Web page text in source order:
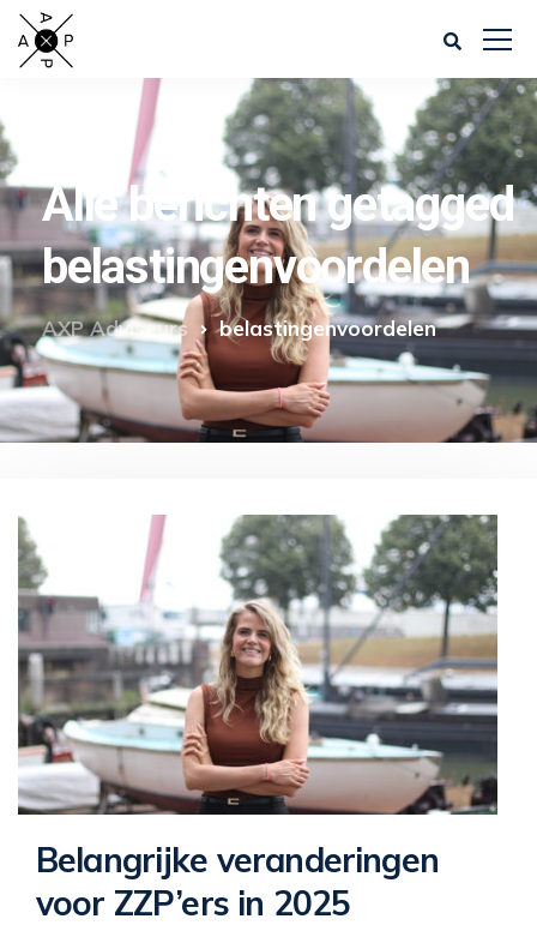
Alle berichten getagged
belastingenvoordelen
AXP Adviseurs belastingenvoordelen
Belangrijke veranderingen
voor ZZP’ers in 2025